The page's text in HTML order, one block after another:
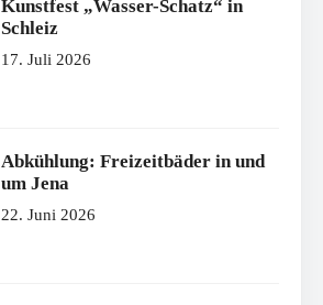
Kunstfest „Wasser-Schatz“ in
Schleiz
17. Juli 2026
Abkühlung: Freizeitbäder in und
um Jena
22. Juni 2026